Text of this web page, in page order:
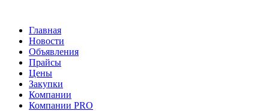
Главная
Новости
Объявления
Прайсы
Цены
Закупки
Компании
Компании PRO